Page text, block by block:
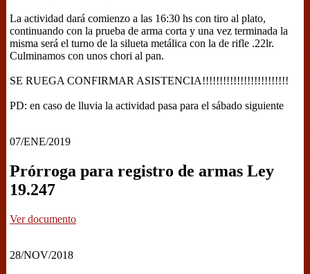
La actividad dará comienzo a las 16:30 hs con tiro al plato,
continuando con la prueba de arma corta y una vez terminada la
misma será el turno de la silueta metálica con la de rifle .22lr.
Culminamos con unos chori al pan.
SE RUEGA CONFIRMAR ASISTENCIA!!!!!!!!!!!!!!!!!!!!!!!!!
PD: en caso de lluvia la actividad pasa para el sábado siguiente
07/ENE/2019
Prórroga para registro de armas Ley
19.247
Ver documento
28/NOV/2018